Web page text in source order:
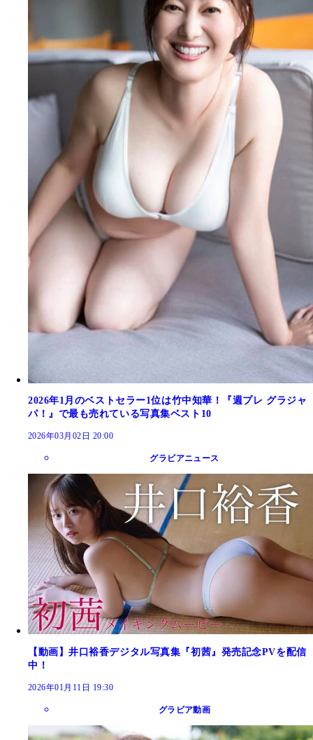
2026年1月のベストセラー1位は竹中知華！『週プレ グラジャ
パ！』で最も売れている写真集ベスト10
2026年03月02日 20:00
グラビアニュース
【動画】井口裕香デジタル写真集『初茜』発売記念PVを配信
中！
2026年01月11日 19:30
グラビア動画